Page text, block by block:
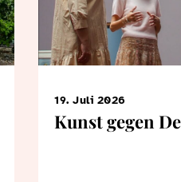
19. Juli 2026
Kunst gegen